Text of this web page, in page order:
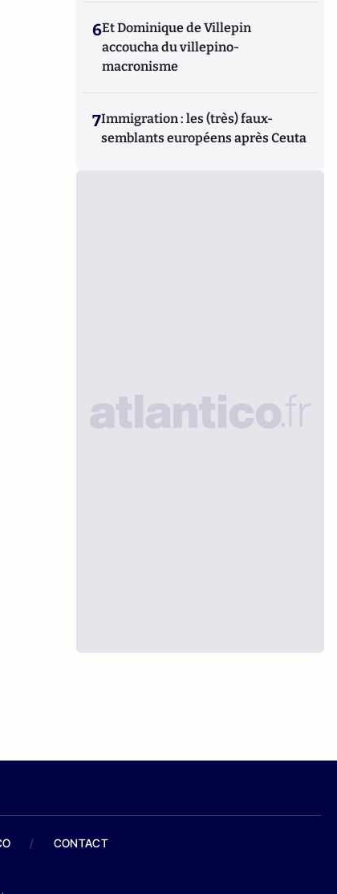
6Et Dominique de Villepin
accoucha du villepino-
macronisme
7Immigration : les (très) faux-
semblants européens après Ceuta
/ CONTACT